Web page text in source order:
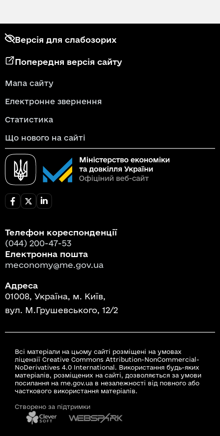
Версія для слабозорих
Попередня версія сайту
Мапа сайту
Електронне звернення
Статистика
Що нового на сайті
Телефон кореспонденції
(044) 200-47-53
Електронна пошта
meconomy@me.gov.ua
Адреса
01008, Україна, м. Київ,
вул. М.Грушевського, 12/2
Всі матеріали на цьому сайті розміщені на умовах
ліцензії Creative Commons Attribution-NonCommercial-
NoDerivatives 4.0 International. Використання будь-яких
матеріалів, розміщених на сайті, дозволяється за умови
посилання на me.gov.ua в незалежності від повного або
часткового використання матеріалів.
Створено за підтримки